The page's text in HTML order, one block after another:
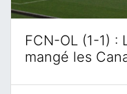
FCN-OL (1-1) :
mangé les